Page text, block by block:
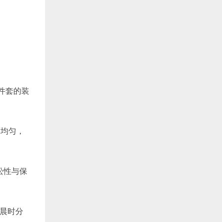
套的装
匀，
与保
时分